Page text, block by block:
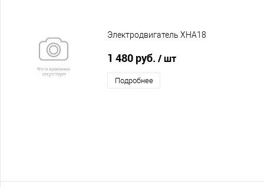
Электродвигатель XHA18
1 480 руб. / шт
Подробнее